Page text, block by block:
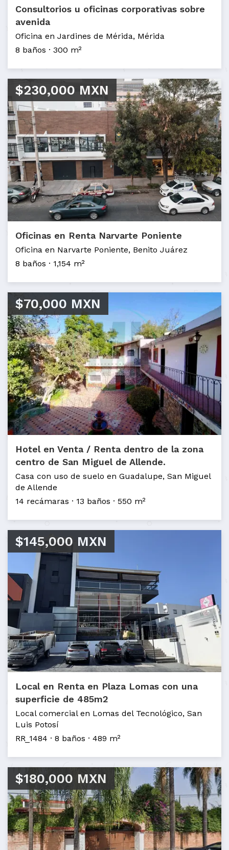
Consultorios u oficinas corporativas sobre
avenida
Oficina en Jardines de Mérida, Mérida
8 baños
300 m²
$230,000 MXN
Oficinas en Renta Narvarte Poniente
Oficina en Narvarte Poniente, Benito Juárez
8 baños
1,154 m²
$70,000 MXN
Hotel en Venta / Renta dentro de la zona
centro de San Miguel de Allende.
Casa con uso de suelo en Guadalupe, San Miguel
de Allende
14 recámaras
13 baños 550 m²
$145,000 MXN
Local en Renta en Plaza Lomas con una
superficie de 485m2
Local comercial en Lomas del Tecnológico, San
Luis Potosí
RR_1484
8 baños 489 m²
$180,000 MXN